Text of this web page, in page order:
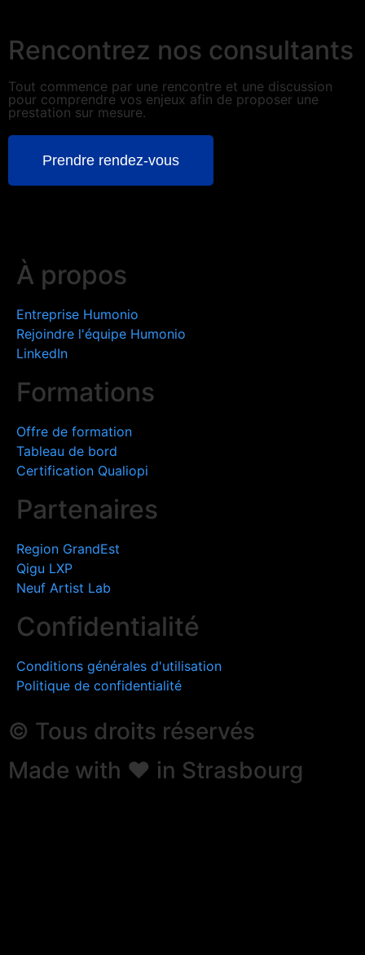
Rencontrez nos consultants
Tout commence par une rencontre et une discussion
pour comprendre vos enjeux afin de proposer une
prestation sur mesure.
Prendre rendez-vous
À propos
Entreprise Humonio
Rejoindre l'équipe Humonio​
LinkedIn
Formations
Offre de formation
Tableau de bord
Certification Qualiopi
Partenaires
Region GrandEst
Qigu LXP
Neuf Artist Lab
Confidentialité
Conditions générales d'utilisation​
Politique de confidentialité
© Tous droits réservés
Made with ❤ in Strasbourg